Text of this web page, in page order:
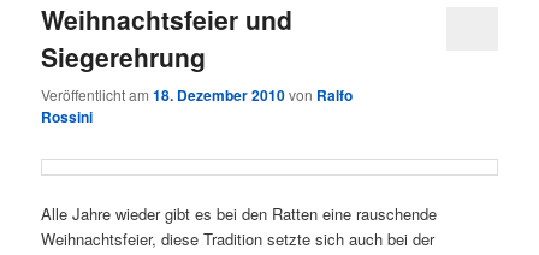
Weihnachtsfeier und
Siegerehrung
Veröffentlicht am18. Dezember 2010von Ralfo
Rossini
Alle Jahre wieder gibt es bei den Ratten eine rauschende
Weihnachtsfeier, diese Tradition setzte sich auch bei der